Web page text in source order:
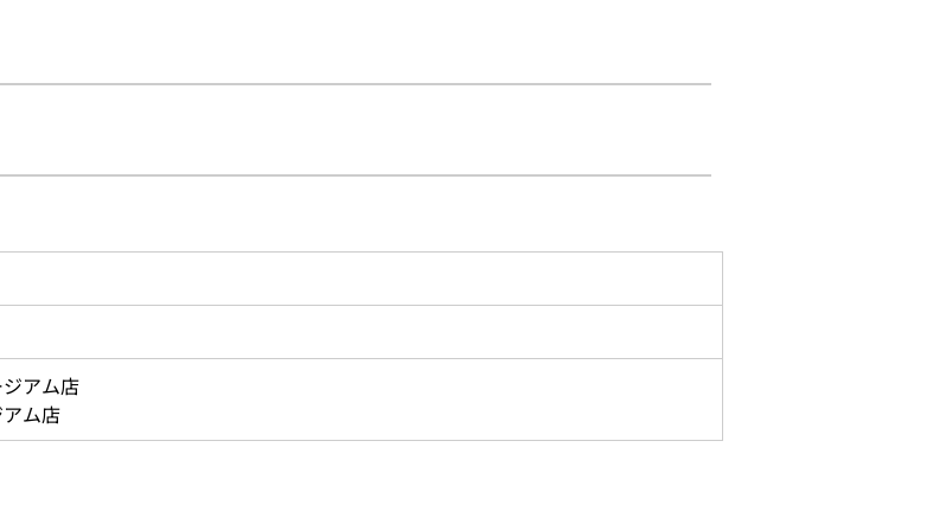
アム店
ム店